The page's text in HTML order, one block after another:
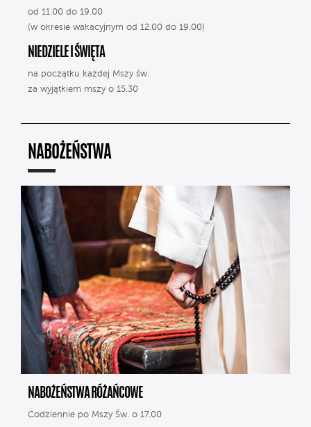
od 11.00 do 19.00
(w okresie wakacyjnym od 12.00 do 19.00)
NIEDZIELE I ŚWIĘTA
na początku każdej Mszy św.
za wyjątkiem mszy o 15.30
NABOŻEŃSTWA
NABOŻEŃSTWA RÓŻAŃCOWE
Codziennie po Mszy Św. o 17.00